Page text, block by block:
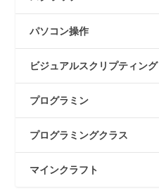
パソコン操作
ビジュアルスクリプティング
プログラミン
プログラミングクラス
マインクラフト